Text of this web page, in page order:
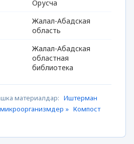
Орусча
Жалал-Абадская
область
Жалал-Абадская
областная
библиотека
материалдар: Иштерман
микроорганизмдер » Компост